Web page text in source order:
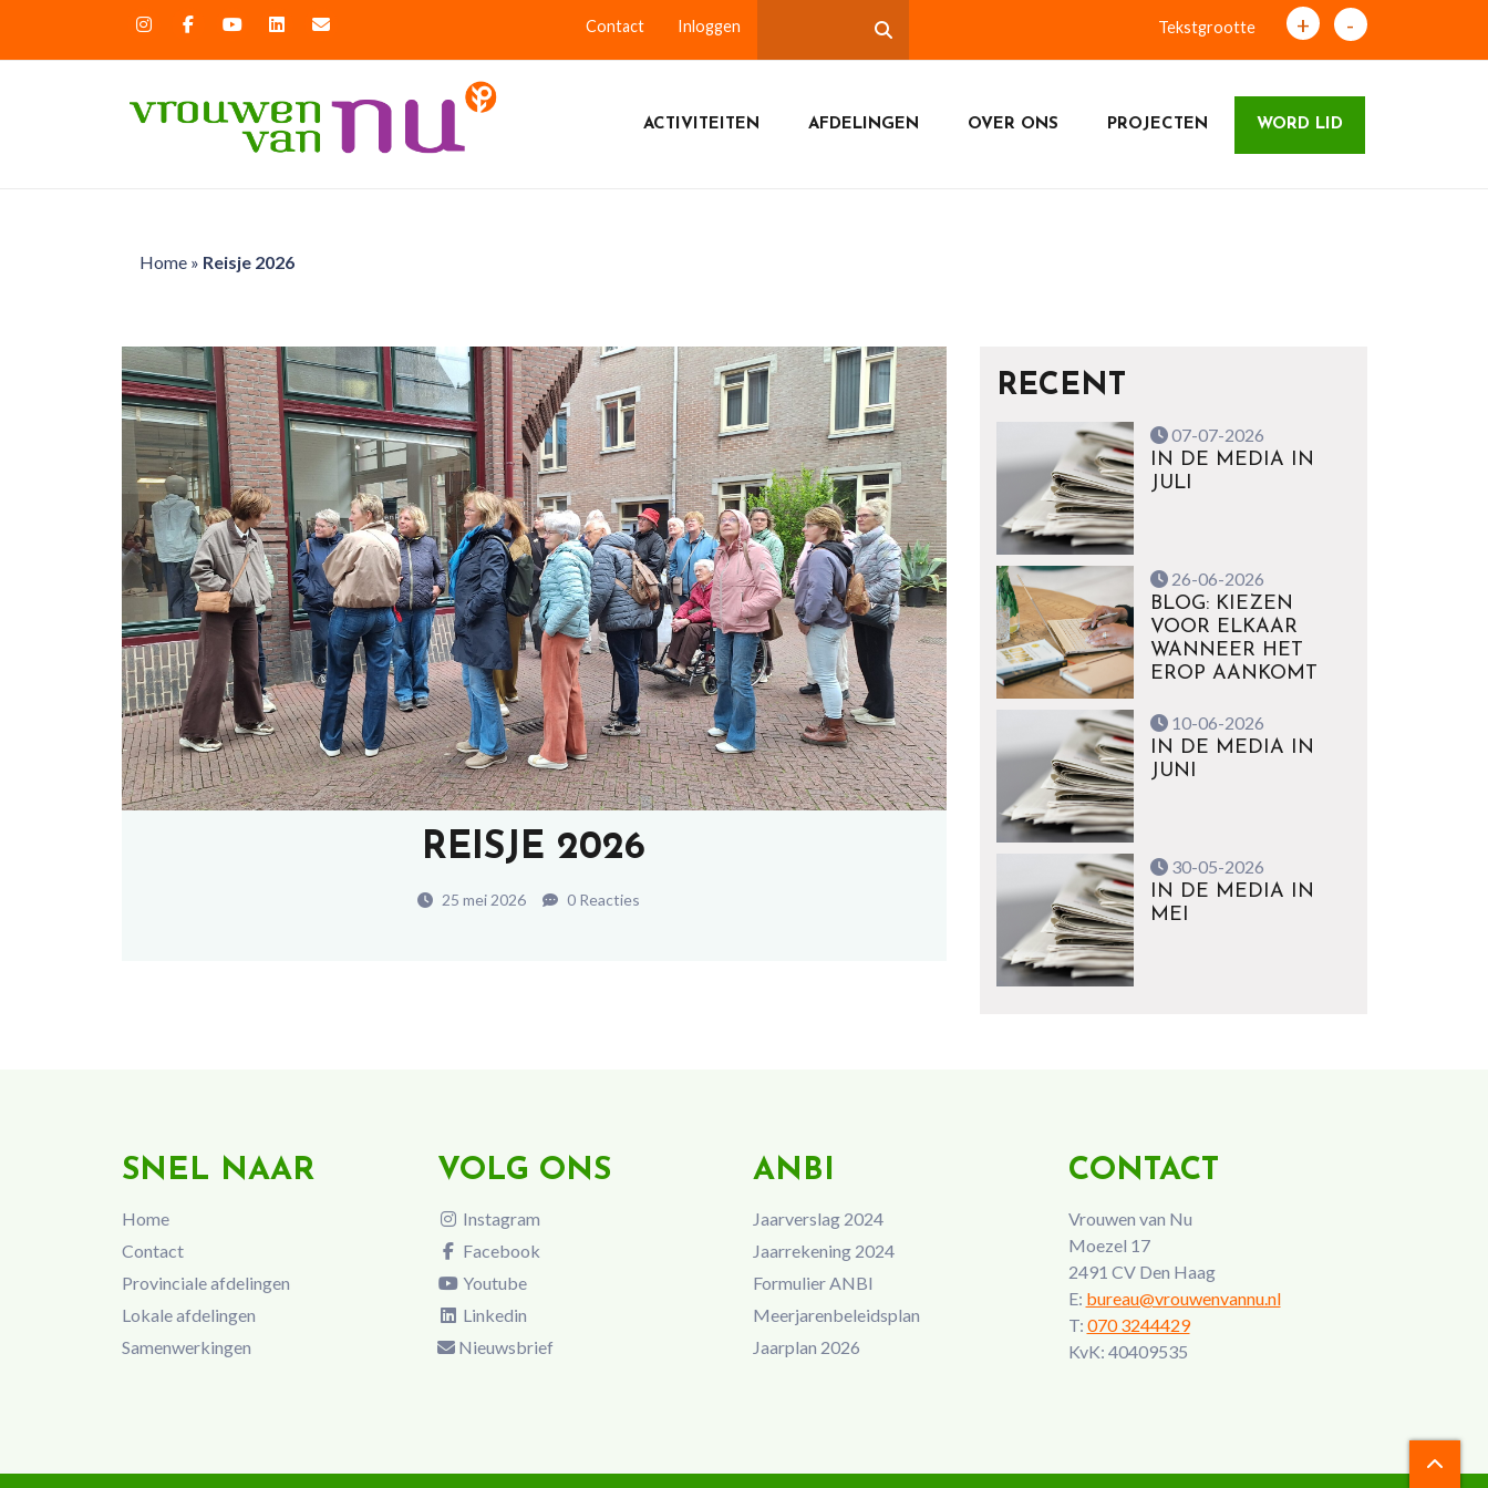
Contact Inloggen Tekstgrootte + -
ACTIVITEITEN AFDELINGEN OVER ONS PROJECTEN WORD LID
Home» Reisje 2026
REISJE 2026
25 mei 2026 0 Reacties
RECENT
07-07-2026
IN DE MEDIA IN
JULI
26-06-2026
BLOG: KIEZEN
VOOR ELKAAR
WANNEER HET
EROP AANKOMT
10-06-2026
IN DE MEDIA IN
JUNI
30-05-2026
IN DE MEDIA IN
MEI
SNEL NAAR
Home
Contact
Provinciale afdelingen
Lokale afdelingen
Samenwerkingen
VOLG ONS
Instagram
Facebook
Youtube
Linkedin
Nieuwsbrief
ANBI
Jaarverslag 2024
Jaarrekening 2024
Formulier ANBI
Meerjarenbeleidsplan
Jaarplan 2026
CONTACT
Vrouwen van Nu
Moezel 17
2491 CV Den Haag
E: bureau@vrouwenvannu.nl
T: 070 3244429
KvK: 40409535